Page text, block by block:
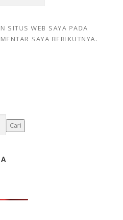
SITUS WEB SAYA PADA
SAYA BERIKUTNYA.
Cari